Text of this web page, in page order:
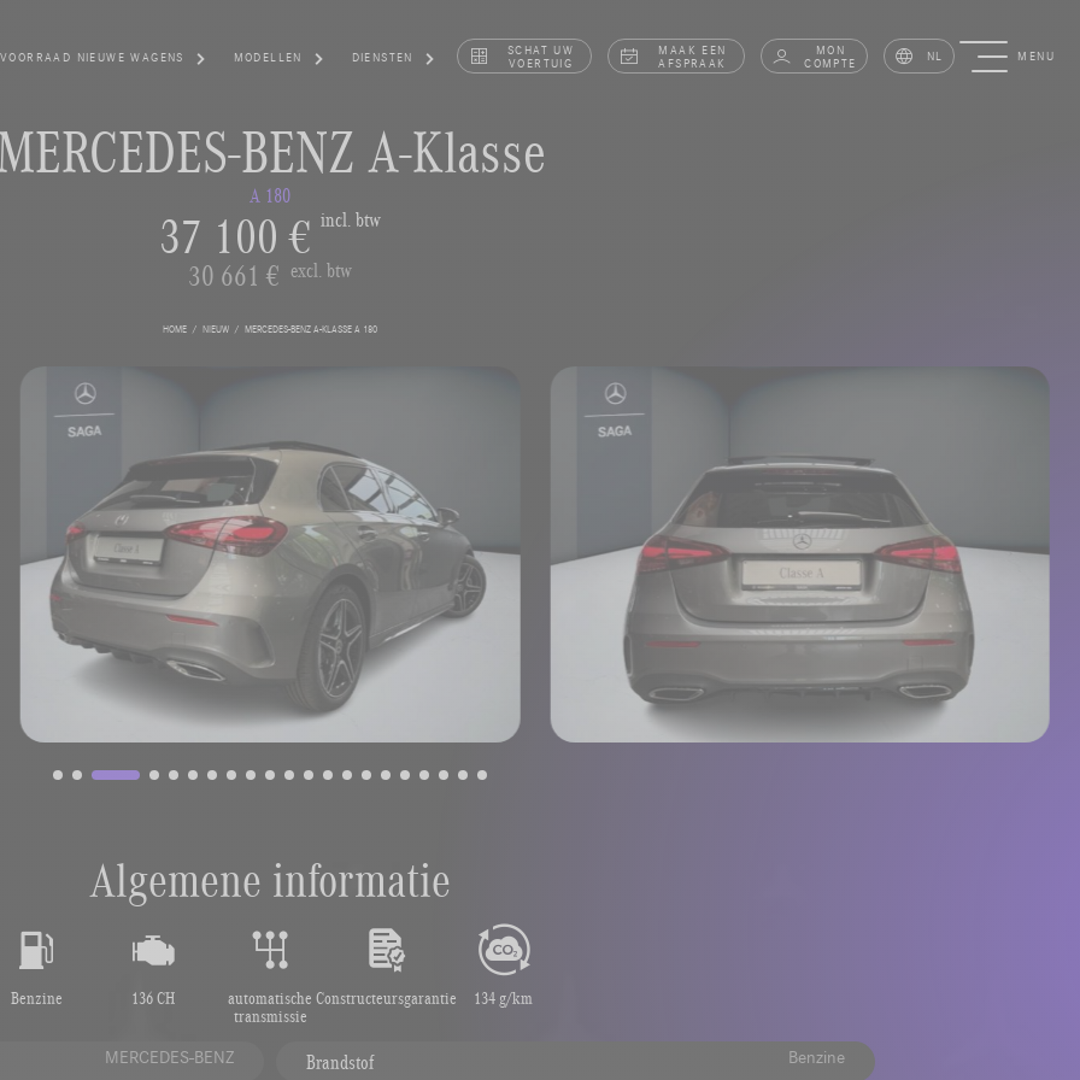
VOORRAAD NIEUWE WAGENS MODELLEN DIENSTEN SCHAT UW
VOERTUIG
MAAK EEN
AFSPRAAK
MON
COMPTE NL MENU
BENZ A-Klasse
A 180
37 100 € incl. btw
30 661 € excl. btw
HOME NIEUW MERCEDES-BENZ A-KLASSE A 180
Algemene informatie
Benzine 136 CH automatische
transmissie
Constructeursgarantie 134 g/km
MERCEDES-BENZ Brandstof Benzine